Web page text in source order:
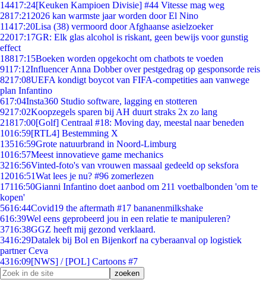
14417:24[Keuken Kampioen Divisie] #44 Vitesse mag weg
2817:21 2026 kan warmste jaar worden door El Nino
11417:20Lisa (38) vermoord door Afghaanse asielzoeker
22017:17GR: Elk glas alcohol is riskant, geen bewijs voor gunstig
effect
18817:15Boeken worden opgekocht om chatbots te voeden
9117:12Influencer Anna Dobber over pestgedrag op gesponsorde reis
8217:08UEFA kondigt boycot van FIFA-competities aan vanwege
plan Infantino
617:04Insta360 Studio software, lagging en stotteren
9217:02Koopzegels sparen bij AH duurt straks 2x zo lang
21817:00[Golf] Centraal #18: Moving day, meestal naar beneden
1016:59[RTL4] Bestemming X
13516:59Grote natuurbrand in Noord-Limburg
1016:57Meest innovatieve game mechanics
3216:56Vinted-foto's van vrouwen massaal gedeeld op seksfora
12016:51Wat lees je nu? #96 zomerlezen
17116:50Gianni Infantino doet aanbod om 211 voetbalbonden 'om te
kopen'
5616:44Covid19 the aftermath #17 bananenmilkshake
616:39Wel eens geprobeerd jou in een relatie te manipuleren?
3716:38GGZ heeft mij gezond verklaard.
3416:29Datalek bij Bol en Bijenkorf na cyberaanval op logistiek
partner Ceva
4316:09[NWS] / [POL] Cartoons #7